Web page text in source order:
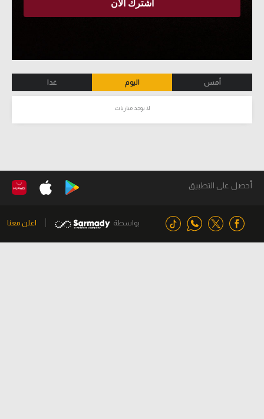
أمس اليوم غدا
لا يوجد مباريات
أحصل على التطبيق
بواسطة اعلن معنا